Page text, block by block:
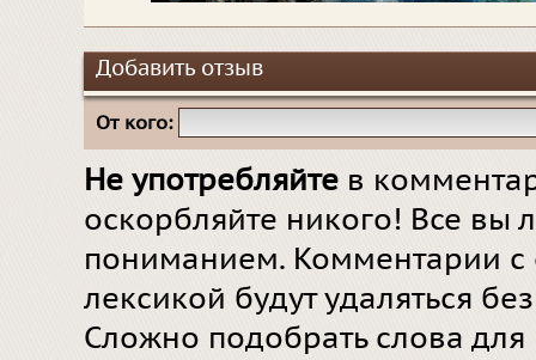
Добавить отзыв
От кого:
Не употребляйте в
оскорбляйте никого! Все вы
пониманием. Комментарии
лексикой будут удаляться
Сложно подобрать слова